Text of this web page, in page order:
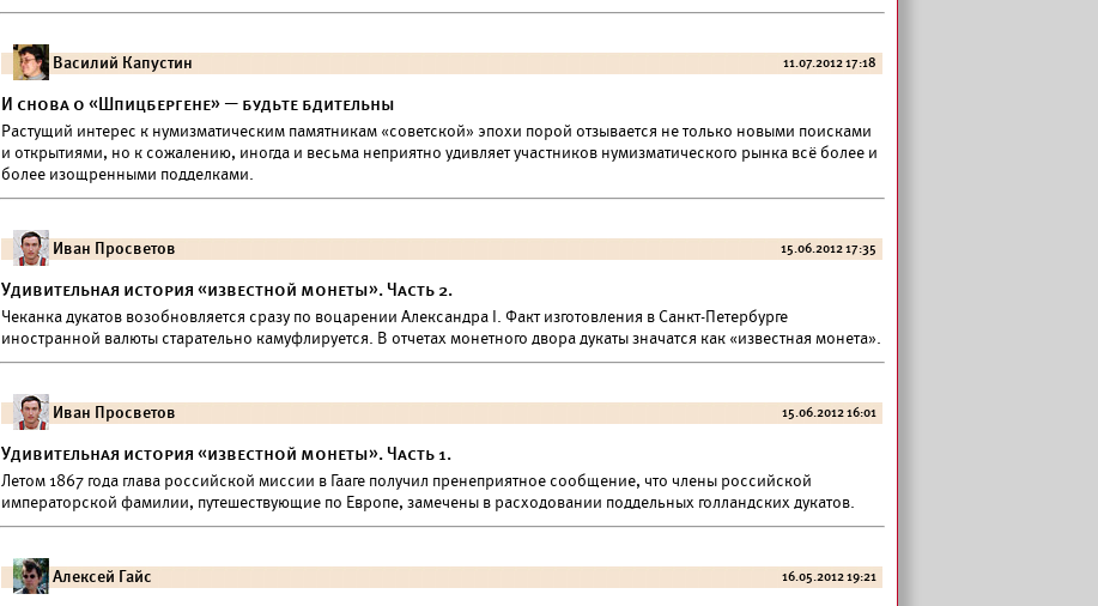
Василий Капустин 11.07.2012 17:18
И снова о «Шпицбергене» — будьте бдительны
Растущий интерес к нумизматическим памятникам «советской» эпохи порой отзывается не только новыми поисками
и открытиями, но к сожалению, иногда и весьма неприятно удивляет участников нумизматического рынка всё более и
более изощренными подделками.
Иван Просветов 15.06.2012 17:35
Удивительная история «известной монеты». Часть 2.
Чеканка дукатов возобновляется сразу по воцарении Александра I. Факт изготовления в Санкт-Петербурге
иностранной валюты старательно камуфлируется. В отчетах монетного двора дукаты значатся как «известная монета».
Иван Просветов 15.06.2012 16:01
Удивительная история «известной монеты». Часть 1.
Летом 1867 года глава российской миссии в Гааге получил пренеприятное сообщение, что члены российской
императорской фамилии, путешествующие по Европе, замечены в расходовании поддельных голландских дукатов.
Алексей Гайс 16.05.2012 19:21